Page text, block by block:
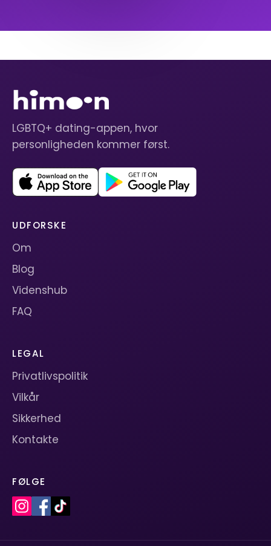
LGBTQ+ dating-appen, hvor
personligheden kommer først.
UDFORSKE
Om
Blog
Videnshub
FAQ
LEGAL
Privatlivspolitik
Vilkår
Sikkerhed
Kontakte
FØLGE